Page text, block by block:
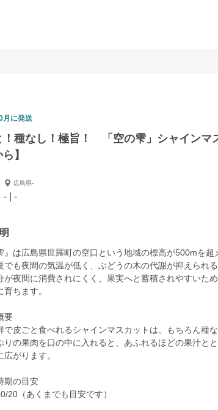
月に発送
！種なし！極旨！ 「空の雫」シャインマ
】
広島県-
- | -
』は広島県世羅町の空口という地域の標高が500mを超
でも夜間の気温が低く、ぶどうの木の代謝が抑えられ
が夜間に消費されにくく、果実へと蓄積されやすいた
ちます。
要
で皮ごと食べれるシャインマスカットは、もちろん種な
りの果肉を口の中に入れると、あふれるほどの果汁と
広がります。
期の目安
20（あくまでも目安です）